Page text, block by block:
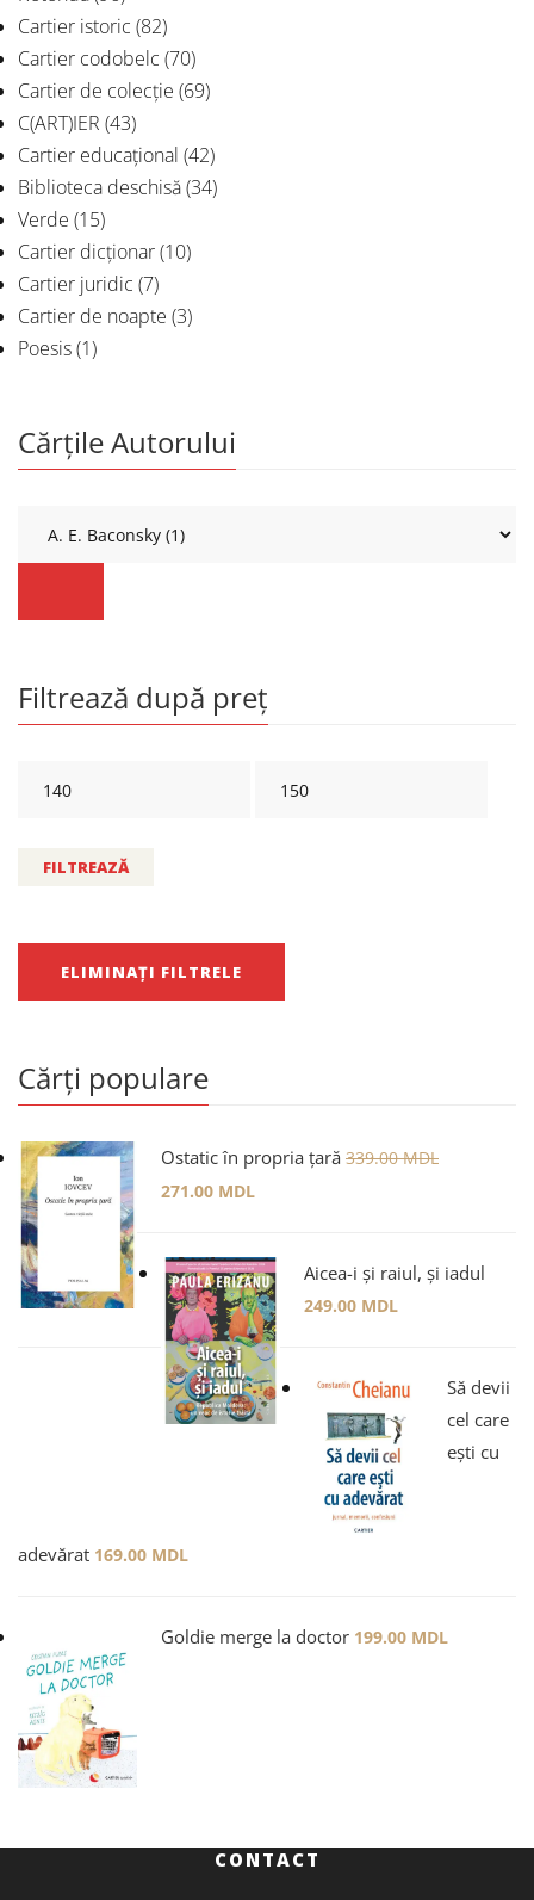
Cartier istoric (82)
Cartier codobelc (70)
Cartier de colecție (69)
C(ART)IER (43)
Cartier educațional (42)
Biblioteca deschisă(34)
Verde (15)
Cartier dicționar(10)
Cartier juridic (7)
Cartier de noapte (3)
Poesis(1)
Cărțile Autorului
Filtrează după preț
FILTREAZĂ
ELIMINAȚI FILTRELE
Cărți populare
Ostatic în propria țară 339.00MDL
271.00 MDL
Aicea-i și raiul, și iadul
249.00 MDL
Să devii
cel care
ești cu
adevărat 169.00 MDL
Goldie merge la doctor 199.00 MDL
CONTACT